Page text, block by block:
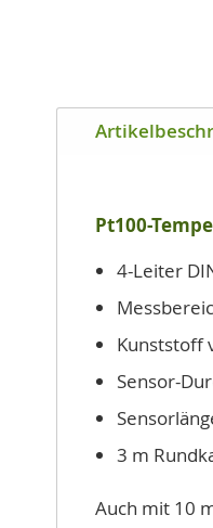
Pt100-
4-Leiter
Kunststoff
Sensor-
3 m
Auch mit 10